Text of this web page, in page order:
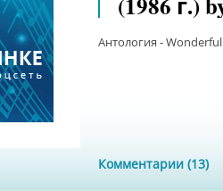
Антология - Wonderful
Комментарии (13)